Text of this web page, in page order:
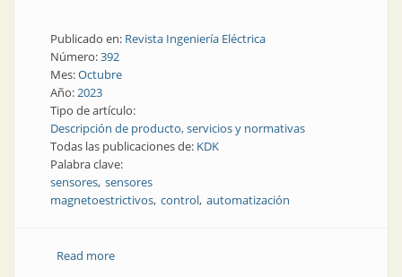
Publicado en: Revista Ingeniería Eléctrica
Número:392
Mes:Octubre
Año:2023
Tipo de artículo:
Descripción de producto, servicios y normativas
Todas las publicaciones de: KDK
Palabra clave:
sensores sensores
magnetoestrictivos control automatización
Read moreabout Nueva generación de sensores